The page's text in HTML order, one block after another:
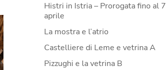
Histri in Istria – Prorogata fino al 7
aprile
La mostra e l’atrio
Castelliere di Leme e vetrina A
Pizzughi e la vetrina B